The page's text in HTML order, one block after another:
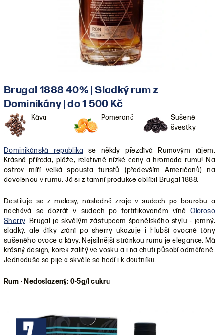
Brugal 1888 40% | Sladký rum z
Dominikány | do 1 500 Kč
Káva Pomeranč
Sušené
švestky
Dominikánská republika se někdy přezdívá Rumovým rájem.
Krásná příroda, pláže, relativně nízké ceny a hromada rumu! Na
ostrov míří velká spousta turistů (především Američanů) na
dovolenou v rumu. Já si z tamní produkce oblíbil Brugal 1888.
Destiluje se z melasy, následně zraje v sudech po bourobu a
nechává se dozrát v sudech po fortifikovaném víněOloroso
Sherry. Brugal je skvělým zástupcem španělského stylu - jemný,
sladký, ale díky zrání po sherry ukazuje i hlubší ovocné tóny
sušeného ovoce a kávy. Nejsilnější stránkou rumu je elegance. Má
krásný design, korek zalitý ve vosku a i na chuti působí odměřeně.
Jednoduše se pije a skvěle se hodí i k doutníku.
Rum - Nedoslazený: 0-5g/l cukru